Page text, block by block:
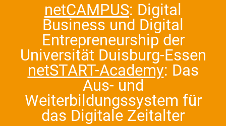
netCAMPUS: Digital
Business und Digital
Entrepreneurship der
Universität Duisburg-Essen
netSTART-Academy: Das
Aus- und
Weiterbildungssystem für
das Digitale Zeitalter